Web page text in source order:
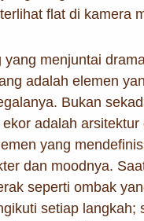
flat di kamera
yang menjuntai
adalah elemen
Bukan
adalah arsitektur
yang
dan moodnya.
seperti ombak
setiap langkah;